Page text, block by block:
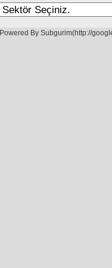
Powered By Subgurim(http://